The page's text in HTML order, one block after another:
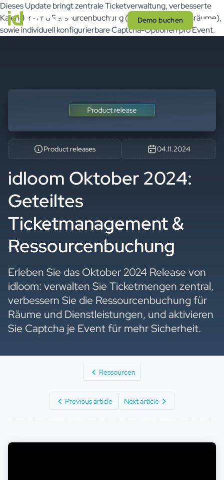
Dieses Update bringt zentrale Ticketverwaltung, verbesserte
Kalender- und Ressourcenbuchung (z. B. Besprechungsräume),
sowie individuell konfigurierbare Captcha-Optionen pro Event.
Demo buchen
Product releases 04.11.2024
idloom Oktober 2024:
Geteiltes
Ticketmanagement &
Ressourcenbuchung
Erleben Sie das Oktober 2024 Release von
idloom: verwalten Sie Ticketmengen zentral,
verbessern Sie die Ressourcenbuchung für
Räume und Dienstleistungen, und aktivieren
Sie Captcha je Event für mehr Sicherheit.
Ressourcen
Previous article Next article